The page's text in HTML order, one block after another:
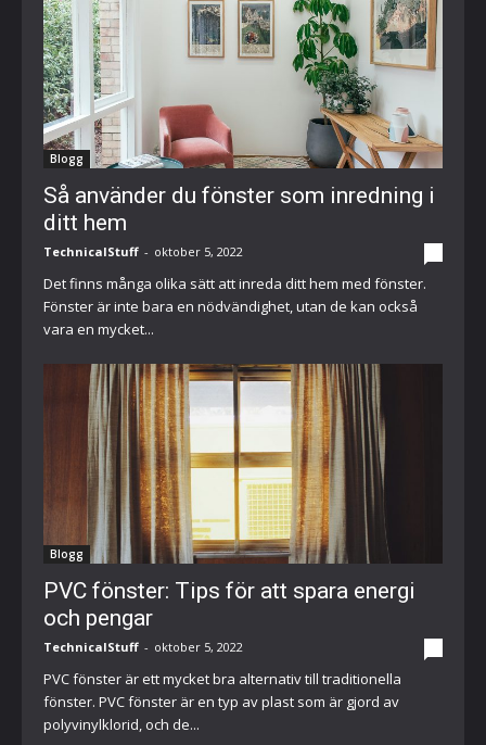
Blogg
Så använder du fönster som inredning i
ditt hem
TechnicalStuff - oktober 5, 2022
Det finns många olika sätt att inreda ditt hem med fönster.
Fönster är inte bara en nödvändighet, utan de kan också
vara en mycket...
Blogg
PVC fönster: Tips för att spara energi
och pengar
TechnicalStuff - oktober 5, 2022
PVC fönster är ett mycket bra alternativ till traditionella
fönster. PVC fönster är en typ av plast som är gjord av
polyvinylklorid, och de...